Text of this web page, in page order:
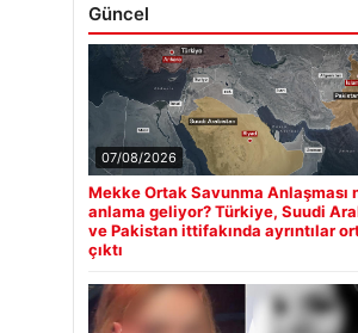
Güncel
07/08/2026
Mekke Ortak Savunma Anlaşması
anlama geliyor? Türkiye, Suudi
ve Pakistan ittifakında ayrıntılar
çıktı